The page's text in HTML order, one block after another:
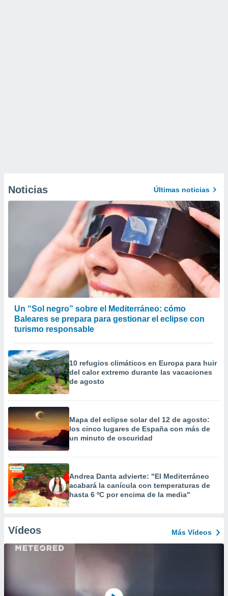
Noticias Últimas noticias
Un “Sol negro” sobre el Mediterráneo: cómo
Baleares se prepara para gestionar el eclipse con
turismo responsable
10 refugios climáticos en Europa para huir
del calor extremo durante las vacaciones
de agosto
Mapa del eclipse solar del 12 de agosto:
los cinco lugares de España con más de
un minuto de oscuridad
Andrea Danta advierte: "El Mediterráneo
acabará la canícula con temperaturas de
hasta 6 ºC por encima de la media"
Vídeos Más Vídeos